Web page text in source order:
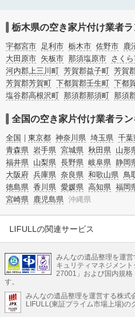
用し検索してみましょう。
また家一軒まるごとの掃除方法・空家対
付けについての情報も豊富です。
栃木県の空き家片付け業者
宇都宮市 足利市 栃木市 佐野市 鹿
大田原市 矢板市 那須塩原市 さく
河内郡上三川町 芳賀郡益子町 芳賀
芳賀郡芳賀町 下都賀郡壬生町 下都
塩谷郡高根沢町 那須郡那須町 那須
全国の空き家片付け業者ラ
全国 東京都 神奈川県 埼玉県 千葉
青森県 岩手県 宮城県 秋田県 山形
福井県 山梨県 長野県 岐阜県 静岡
大阪府 兵庫県 奈良県 和歌山県 鳥
徳島県 香川県 愛媛県 高知県 福岡
宮崎県 鹿児島県 沖縄県
LIFULLの関連サービス
不動産・住宅
引越し 老人ホーム
不動産クラウドファンディング 遺
LIFULL HOME'Sのサービス
みんなの遺品整理を運
キュリティマネジメン
27001」および国内規格
す。
みんなの遺品整理を運営する株式
LIFULL(東証プライム市場上場)の